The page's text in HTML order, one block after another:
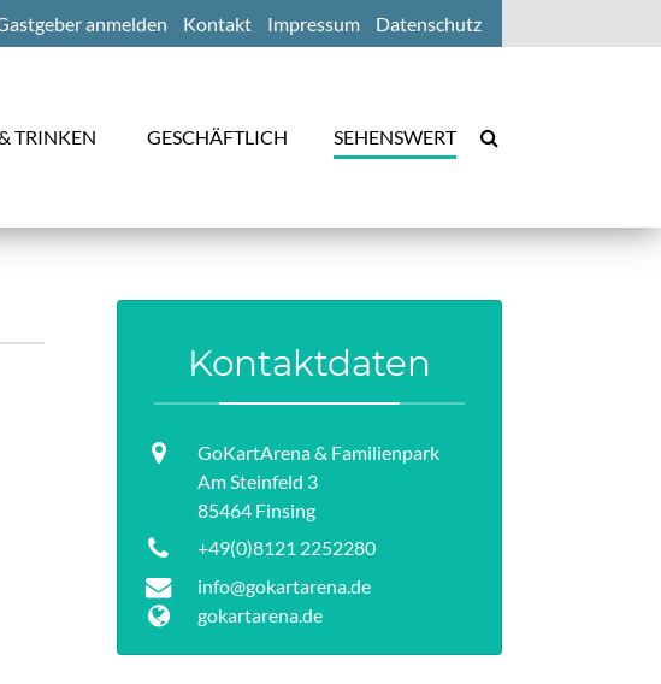
anmelden Kontakt Impressum Datenschutz
TRINKEN GESCHÄFTLICH SEHENSWERT
Kontaktdaten
GoKartArena & Familienpark
Am Steinfeld 3
85464 Finsing
+49(0)8121 2252280
info@gokartarena.de
gokartarena.de